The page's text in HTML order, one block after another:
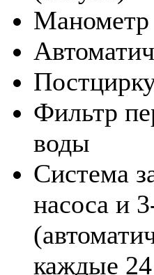
Манометр
Фильтр
воды
Система
насоса и
каждые 24